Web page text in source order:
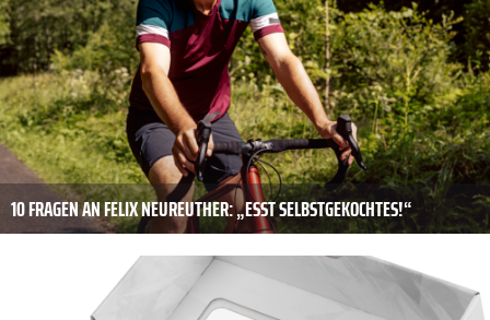
10 FRAGEN AN FELIX NEUREUTHER: „ESST SELBSTGEKOCHTES!“